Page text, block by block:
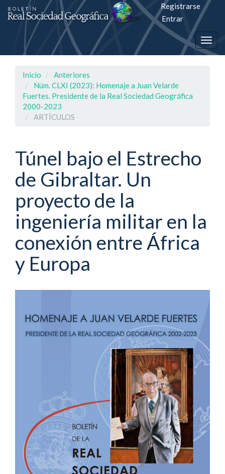
Salto
rápiso
a
página
contenido
principal
Contenido
principal
Barra
lateral
Registrarse
Entrar
Inicio
Anteriores
Núm. CLXI (2023): Homenaje a Juan Velarde
Fuertes. Presidente de la Real Sociedad Geográfica
2000-2023
ARTÍCULOS
Túnel bajo el Estrecho
de Gibraltar. Un
proyecto de la
ingeniería militar en la
conexión entre África
y Europa
lateral
del